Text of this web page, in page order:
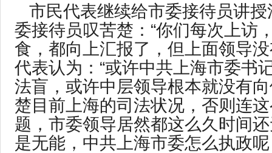
市民代表继续给市委接待员讲
委接待员叹苦楚：“你们每次上访
食，都向上汇报了，但上面领导
代表认为：“或许中共上海市委书
法盲，或许中层领导根本就没有
楚目前上海的司法状况，否则连
题，市委领导居然都这么久时间
是无能，中共上海市委怎么执政呢